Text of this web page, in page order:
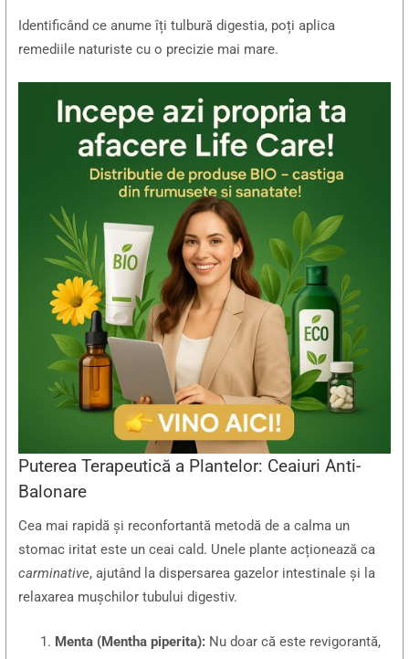
Identificând ce anume îți tulbură digestia, poți aplica
remediile naturiste cu o precizie mai mare.
Puterea Terapeutică a Plantelor: Ceaiuri Anti-
Balonare
Cea mai rapidă și reconfortantă metodă de a calma un
stomac iritat este un ceai cald. Unele plante acționează ca
carminative, ajutând la dispersarea gazelor intestinale și la
relaxarea mușchilor tubului digestiv.
Menta (Mentha piperita): Nu doar că este revigorantă,